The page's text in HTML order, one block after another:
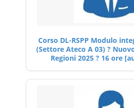
Corso DL-RSPP Modulo
(Settore Ateco A 03) ?
Regioni 2025 ? 16 ore